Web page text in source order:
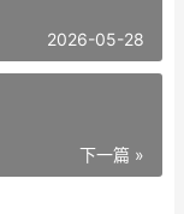
2026-05-28
下一篇 »